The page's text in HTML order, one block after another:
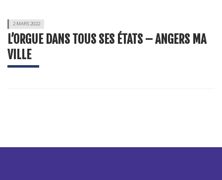
2 MARS 2022
L’ORGUE DANS TOUS SES ÉTATS – ANGERS MA
VILLE